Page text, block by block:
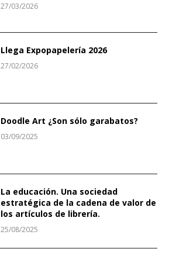
27/03/2026
Llega Expopapelería 2026
27/02/2026
Doodle Art ¿Son sólo garabatos?
03/09/2025
La educación. Una sociedad
estratégica de la cadena de valor de
los artículos de librería.
25/08/2025